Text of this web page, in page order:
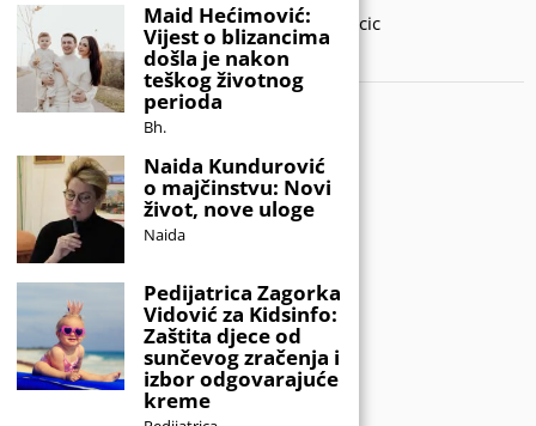
Developed by Amar SIjercic
IZAŠAO JE NOVI MAGAZIN!
Maid Hećimović:
Vijest o blizancima
došla je nakon
teškog životnog
perioda
Bh.
Naida Kundurović
o majčinstvu: Novi
život, nove uloge
Naida
Pedijatrica Zagorka
Vidović za Kidsinfo:
Zaštita djece od
sunčevog zračenja i
izbor odgovarajuće
kreme